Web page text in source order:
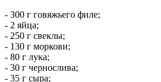
- 300 г говяжьего филе;
- 2 яйца;
- 250 г свеклы;
- 130 г моркови;
- 80 г лука;
- 30 г чернослива;
- 35 г сыра;